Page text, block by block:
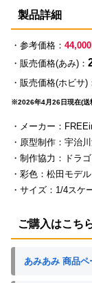
製品詳細
・参考価格：
・販売価格(あみ)：
・販売価格(ホビサ)
※2026年4月26日現在(送
・メーカー：
・原型制作：宇治
・制作協力：ドラ
・彩色：松田モデル
・サイズ：1/4スケ
ご購入はこち
あみあみ 商品ペ